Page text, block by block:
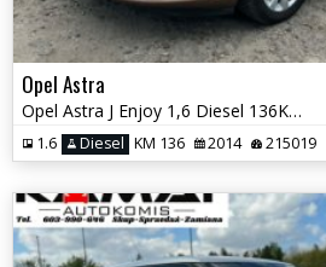
Opel Astra
Opel Astra J Enjoy 1,6 Diesel 136KM Zamiana
1.6 Diesel KM 136 2014 215019